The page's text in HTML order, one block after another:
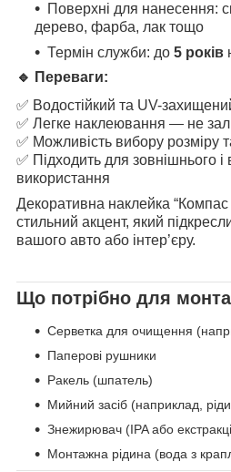
Поверхні для нанесення:
дерево, фарба, лак тощо
Термін служби: до 5 років
🔹 Переваги:
✅ Водостійкий та UV-
✅ Легке наклеювання — не
✅ Можливість вибору розміру
✅ Підходить для зовнішнього і
використання
Декоративна наклейка
стильний акцент, який
вашого авто або інтер’єру.
Що потрібно для
Серветка для очищення
Паперові рушники
Ракель (шпатель)
Мийний засіб (наприклад,
Знежирювач (IPA або
Монтажна рідина (вода з